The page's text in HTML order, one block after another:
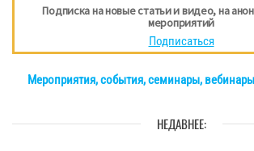
Подписка на новые статьи и видео, на
мероприятий
Подписаться
Мероприятия, события, семинары,
НЕДАВНЕЕ: